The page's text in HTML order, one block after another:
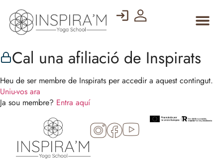
Cal una afiliació de Inspirats
Heu de ser membre de Inspirats per accedir a aquest contingut.
Uniu-vos ara
Ja sou membre? Entra aquí